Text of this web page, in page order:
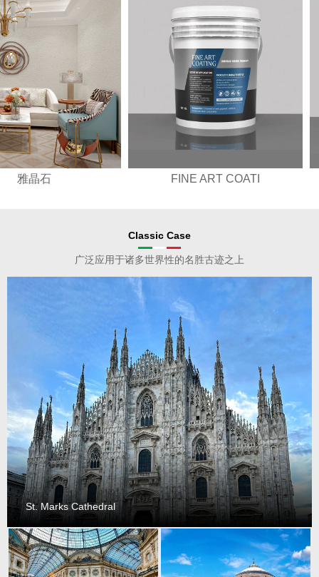
FINE ART COATI ITALIAN ART CO
Classic Case
广泛应用于诸多世界性的名胜古迹之上
St. Marks Cathedral